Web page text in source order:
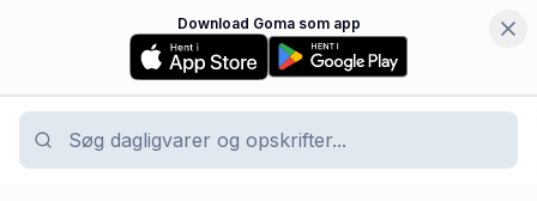
Download Goma som app